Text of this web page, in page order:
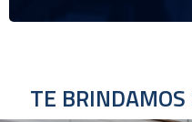
TE BRINDAMOS